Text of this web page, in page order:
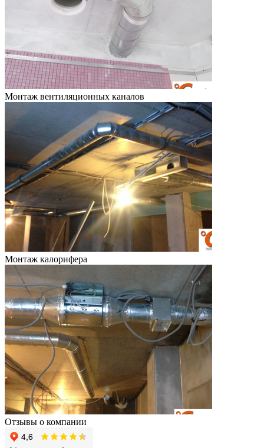
Монтаж вентиляционных каналов
Монтаж калорифера
Отзывы о компании